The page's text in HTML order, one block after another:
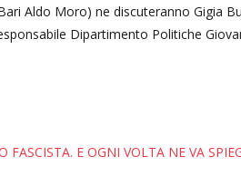
Aldo Moro) ne discuteranno Gigia
Dipartimento Politiche
E OGNI VOLTA NE VA